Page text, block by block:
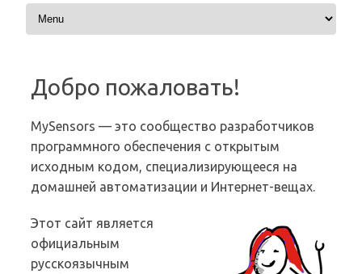
Перейти к содержимому
Добро пожаловать!
MySensors — это сообщество разработчиков
программного обеспечения с открытым
исходным кодом, специализирующееся на
домашней автоматизации и Интернет-вещах.
Этот сайт является
официальным
русскоязычным